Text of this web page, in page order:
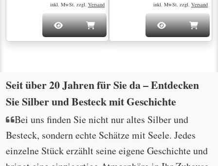
inkl. MwSt. zzgl. Versand inkl. MwSt. zzgl. Versand
Seit über 20 Jahren für Sie da – Entdecken
Sie Silber und Besteck mit Geschichte
Bei uns finden Sie nicht nur altes Silber und
Besteck, sondern echte Schätze mit Seele. Jedes
einzelne Stück erzählt seine eigene Geschichte und